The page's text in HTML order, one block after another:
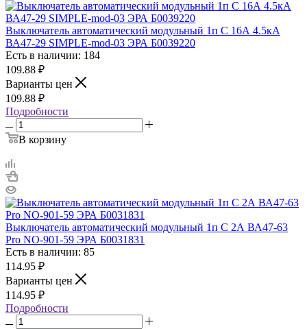
Выключатель автоматический модульный 1п C 16А 4.5кА
ВА47-29 SIMPLE-mod-03 ЭРА Б0039220
Есть в наличии: 184
109.88 ₽
Варианты цен
109.88 ₽
Подробности
В корзину
Выключатель автоматический модульный 1п C 2А ВА47-63
Pro NO-901-59 ЭРА Б0031831
Есть в наличии: 85
114.95 ₽
Варианты цен
114.95 ₽
Подробности